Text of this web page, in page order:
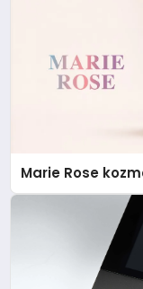
Marie Rose